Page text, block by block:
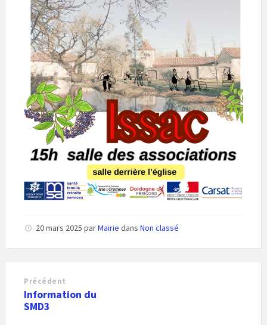
20 mars 2025 parMairie dans Non classé
Précédent
Information du
SMD3